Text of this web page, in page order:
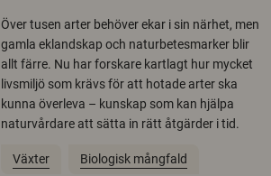
Över tusen arter behöver ekar i sin närhet, men
gamla eklandskap och naturbetesmarker blir
allt färre. Nu har forskare kartlagt hur mycket
livsmiljö som krävs för att hotade arter ska
kunna överleva – kunskap som kan hjälpa
naturvårdare att sätta in rätt åtgärder i tid.
Växter Biologisk mångfald